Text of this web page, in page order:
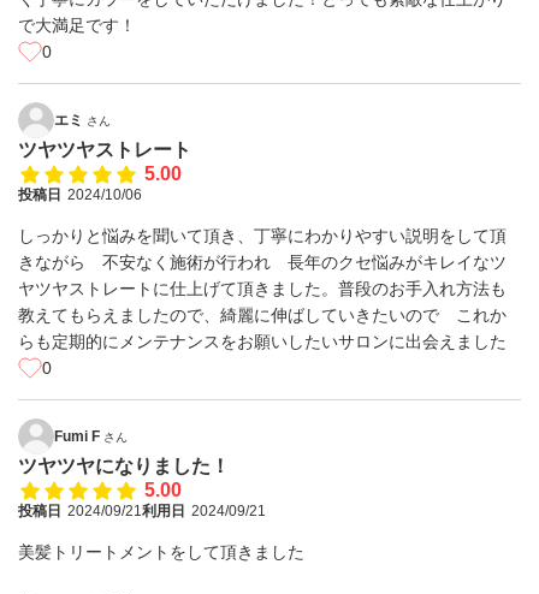
で大満足です！
0
エミ さん
ツヤツヤストレート
5.00
投稿日 2024/10/06
しっかりと悩みを聞いて頂き、丁寧にわかりやすい説明をして頂
きながら 不安なく施術が行われ 長年のクセ悩みがキレイなツ
ヤツヤストレートに仕上げて頂きました。普段のお手入れ方法も
教えてもらえましたので、綺麗に伸ばしていきたいので これか
らも定期的にメンテナンスをお願いしたいサロンに出会えました
0
Fumi F さん
ツヤツヤになりました！
5.00
投稿日 2024/09/21利用日 2024/09/21
美髪トリートメントをして頂きました